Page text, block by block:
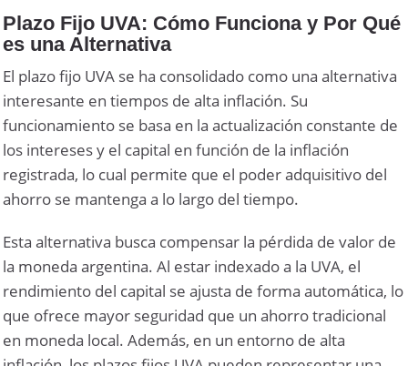
Plazo Fijo UVA: Cómo Funciona y Por Qué
es una Alternativa
El plazo fijo UVA se ha consolidado como una alternativa
interesante en tiempos de alta inflación. Su
funcionamiento se basa en la actualización constante de
los intereses y el capital en función de la inflación
registrada, lo cual permite que el poder adquisitivo del
ahorro se mantenga a lo largo del tiempo.
Esta alternativa busca compensar la pérdida de valor de
la moneda argentina. Al estar indexado a la UVA, el
rendimiento del capital se ajusta de forma automática, lo
que ofrece mayor seguridad que un ahorro tradicional
en moneda local. Además, en un entorno de alta